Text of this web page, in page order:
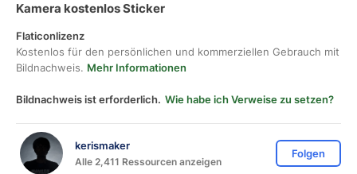
Kamera kostenlos Sticker
Flaticonlizenz
Kostenlos für den persönlichen und kommerziellen Gebrauch mit
Bildnachweis. Mehr Informationen
Bildnachweis ist erforderlich. Wie habe ich Verweise zu setzen?
kerismaker
Alle 2,411 Ressourcen anzeigen
Folgen